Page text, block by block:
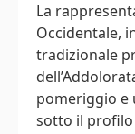
La
Occidentale,
tradizionale
pomeriggio e
sotto il